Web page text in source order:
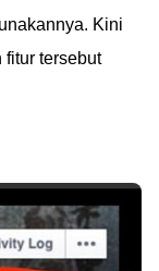
Kini
fitur tersebut